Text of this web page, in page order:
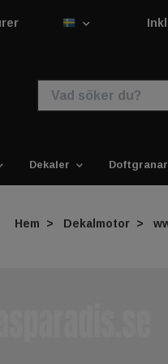
Dekaler Doftgranar
Hem Dekalmotor